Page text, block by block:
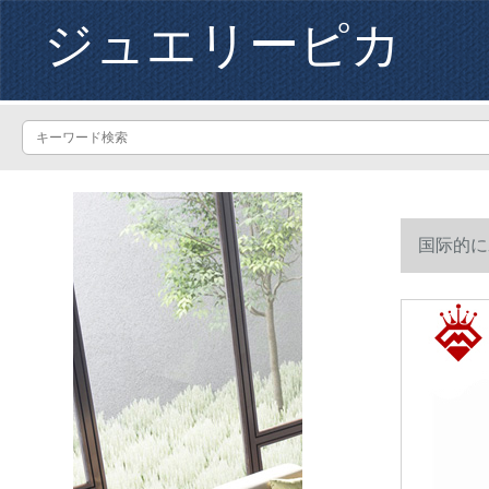
ジュエリーピカ
国际的